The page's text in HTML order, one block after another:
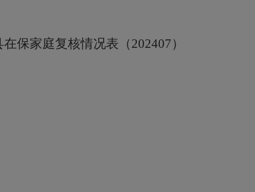
在保家庭复核情况表（202407）